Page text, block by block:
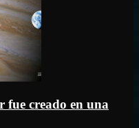
fue creado en una